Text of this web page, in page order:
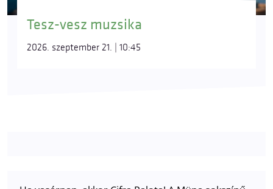
Tesz-vesz muzsika
2026. szeptember 21. | 10:45